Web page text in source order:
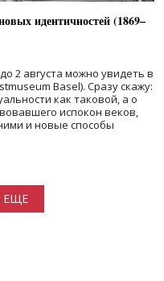
идентичностей (1869–
2 августа можно увидеть в
Basel). Сразу скажу:
как таковой, а о
испокон веков,
и новые способы
ЕЩЕ